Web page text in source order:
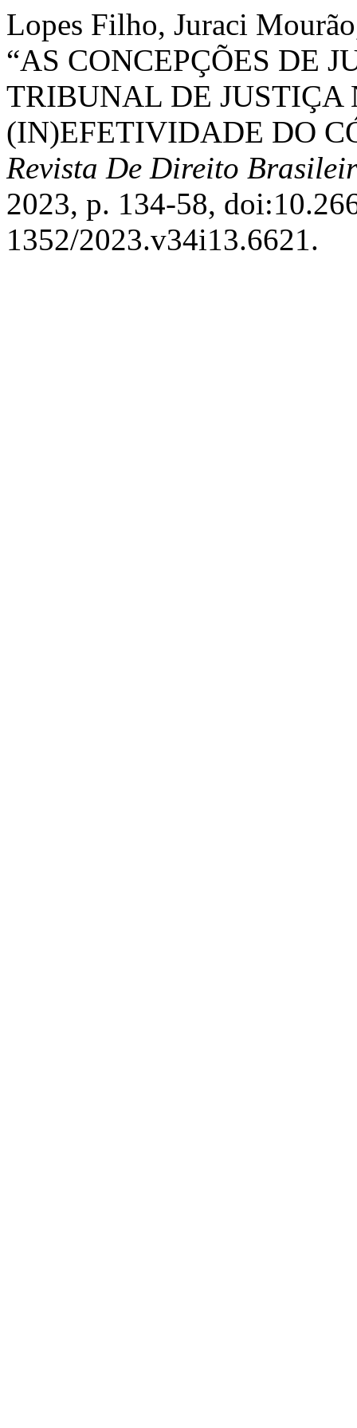
Lopes Filho, Juraci
“AS CONCEPÇÕES DE
TRIBUNAL DE
(IN)EFETIVIDADE DO
Revista De Direito
2023, p. 134-58,
1352/2023.v34i13.6621.